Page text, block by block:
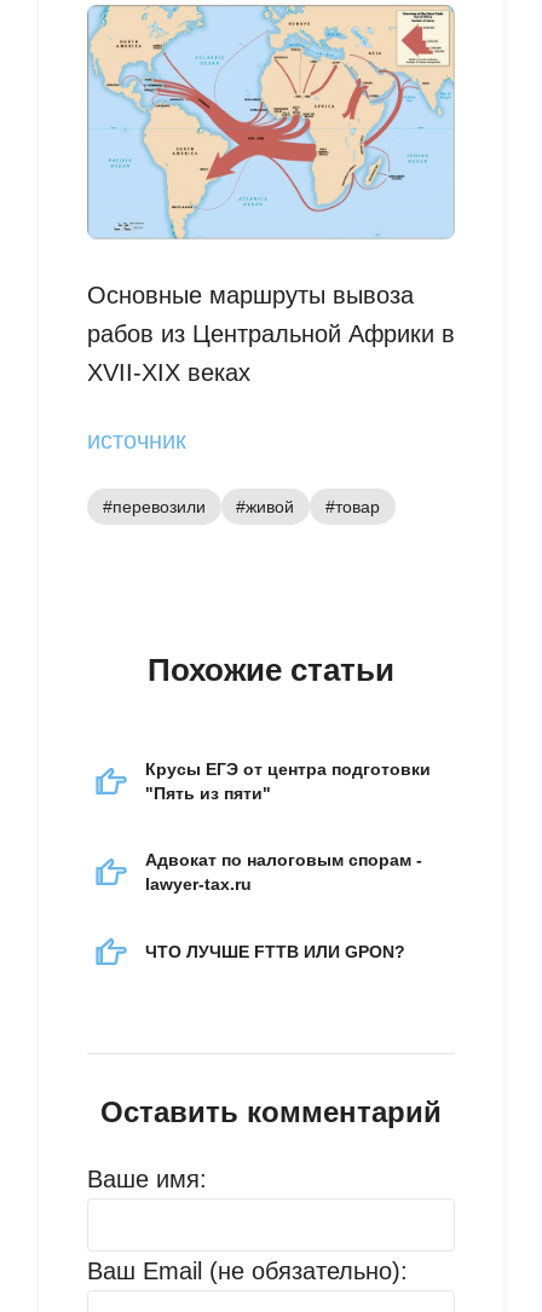
Основные маршруты вывоза
рабов из Центральной Африки в
XVII-XIX веках
источник
#перевозили #живой #товар
Похожие статьи
Крусы ЕГЭ от центра подготовки
"Пять из пяти"
Адвокат по налоговым спорам -
lawyer-tax.ru
ЧТО ЛУЧШЕ FTTB ИЛИ GPON?
Оставить комментарий
Ваше имя:
Ваш Email (не обязательно):